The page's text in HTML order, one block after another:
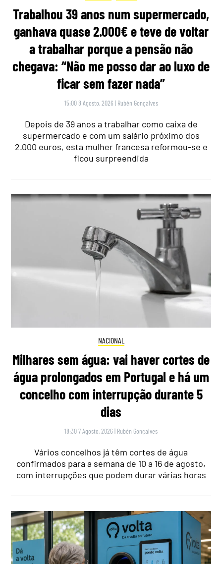
Trabalhou 39 anos num supermercado,
ganhava quase 2.000€ e teve de voltar
a trabalhar porque a pensão não
chegava: “Não me posso dar ao luxo de
ficar sem fazer nada”
15:00 8 Agosto, 2026 | Rubén Gonçalves
Depois de 39 anos a trabalhar como caixa de
supermercado e com um salário próximo dos
2.000 euros, esta mulher francesa reformou-se e
ficou surpreendida
NACIONAL
Milhares sem água: vai haver cortes de
água prolongados em Portugal e há um
concelho com interrupção durante 5
dias
18:30 7 Agosto, 2026 | Rubén Gonçalves
Vários concelhos já têm cortes de água
confirmados para a semana de 10 a 16 de agosto,
com interrupções que podem durar várias horas